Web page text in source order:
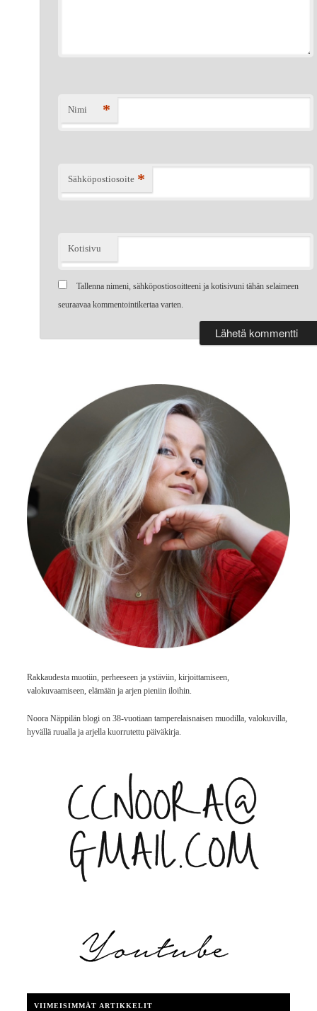
Nimi *
Sähköpostiosoite *
Kotisivu
Tallenna nimeni, sähköpostiosoitteeni ja kotisivuni tähän selaimeen
seuraavaa kommentointikertaa varten.
Rakkaudesta muotiin, perheeseen ja ystäviin, kirjoittamiseen,
valokuvaamiseen, elämään ja arjen pieniin iloihin.
Noora Näppilän blogi on 38-vuotiaan tamperelaisnaisen muodilla, valokuvilla,
hyvällä ruualla ja arjella kuorrutettu päiväkirja.
VIIMEISIMMÄT ARTIKKELIT